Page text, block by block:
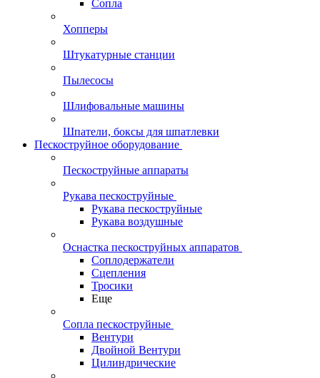
Сопла
Хопперы
Штукатурные станции
Пылесосы
Шлифовальные машины
Шпатели, боксы для шпатлевки
Пескоструйное оборудование
Пескоструйные аппараты
Рукава пескоструйные
Рукава пескоструйные
Рукава воздушные
Оснастка пескоструйных аппаратов
Соплодержатели
Сцепления
Тросики
Еще
Сопла пескоструйные
Вентури
Двойной Вентури
Цилиндрические